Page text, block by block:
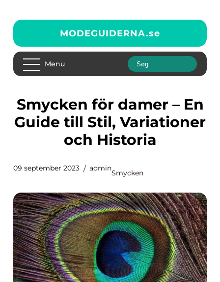
MODEGUIDERNA.se
Menu
Smycken för damer – En
Guide till Stil, Variationer
och Historia
09 september 2023 admin
Smycken